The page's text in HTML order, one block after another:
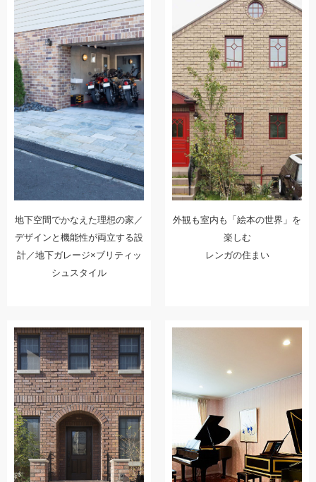
地下空間でかなえた理想の家／
デザインと機能性が両立する設
計／地下ガレージ×ブリティッ
シュスタイル
外観も室内も「絵本の世界」を
楽しむ
レンガの住まい